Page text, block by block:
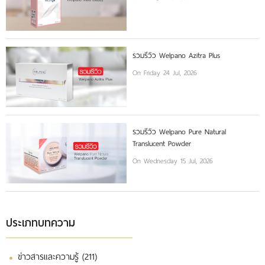
รวมรีวิว Welpano Azitra Plus
On Friday 24 Jul, 2026
รวมรีวิว Welpano Pure Natural
Translucent Powder
On Wednesday 15 Jul, 2026
ประเภทบทความ
ข่าวสารและความรู้ (211)